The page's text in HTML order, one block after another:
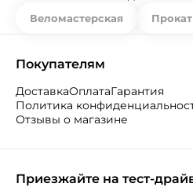
Веломастерская
Покупателям
ДоставкаОплатаГарантия
Политика
Отзывы о магазине
Приезжайте на тест-